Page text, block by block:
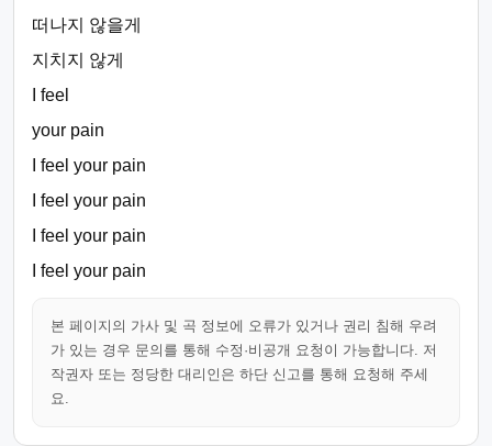
떠나지 않을게
지치지 않게
I feel
your pain
I feel your pain
I feel your pain
I feel your pain
I feel your pain
본 페이지의 가사 및 곡 정보에 오류가 있거나 권리 침해 우려
가 있는 경우 문의를 통해 수정·비공개 요청이 가능합니다. 저
작권자 또는 정당한 대리인은 하단 신고를 통해 요청해 주세
요.